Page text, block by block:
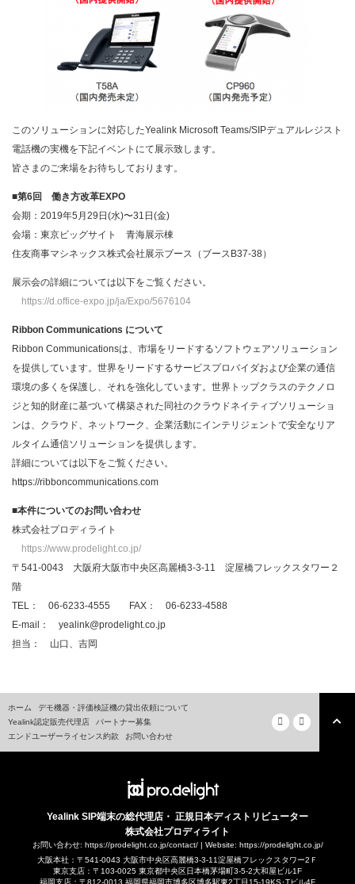
このソリューションに対応したYealink Microsoft Teams/SIPデュアルレジスト
電話機の実機を下記イベントにて展示致します。
皆さまのご来場をお待ちしております。
■第6回 働き方改革EXPO
会期：2019年5月29日(水)〜31日(金)
会場：東京ビッグサイト 青海展示棟
住友商事マシネックス株式会社展示ブース（ブースB37-38）
展示会の詳細については以下をご覧ください。
https://d.office-expo.jp/ja/Expo/5676104
Ribbon Communications について
Ribbon Communicationsは、市場をリードするソフトウェアソリューション
を提供しています。世界をリードするサービスプロバイダおよび企業の通信
環境の多くを保護し、それを強化しています。世界トップクラスのテクノロ
ジと知的財産に基づいて構築された同社のクラウドネイティブソリューショ
ンは、クラウド、ネットワーク、企業活動にインテリジェントで安全なリア
ルタイム通信ソリューションを提供します。
詳細については以下をご覧ください。
https://ribboncommunications.com
■本件についてのお問い合わせ
株式会社プロディライト
https://www.prodelight.co.jp/
〒541-0043 大阪府大阪市中央区高麗橋3-3-11 淀屋橋フレックスタワー２
階
TEL： 06-6233-4555 FAX： 06-6233-4588
E-mail： yealink@prodelight.co.jp
担当： 山口、吉岡
ホーム
デモ機器・評価検証機の貸出依頼について
Yealink認定販売代理店
パートナー募集
エンドユーザーライセンス約款
お問い合わせ
Yealink SIP端末の総代理店・ 正規日本ディストリビューター
株式会社プロディライト
お問い合わせ: https://prodelight.co.jp/contact/| Website: https://prodelight.co.jp/
大阪本社：〒541-0043 大阪市中央区高麗橋3-3-11淀屋橋フレックスタワー2Ｆ
東京支店：〒103-0025 東京都中央区日本橋茅場町3-5-2大和屋ビル1F
福岡支店：〒812-0013 福岡県福岡市博多区博多駅東2丁目15-19KS･Tビル4F